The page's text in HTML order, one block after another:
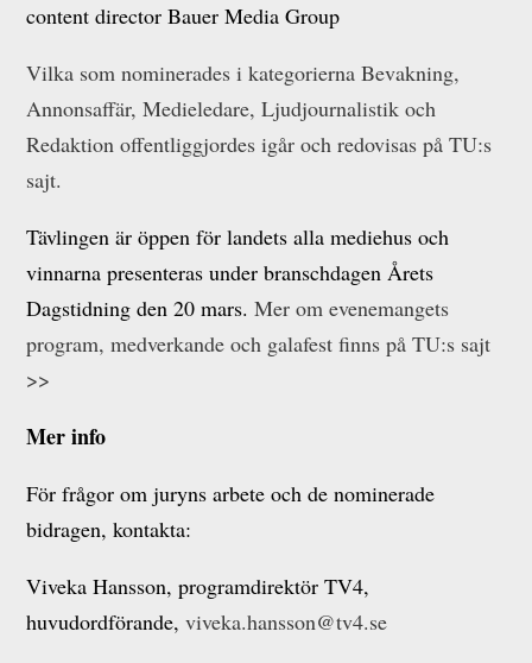
content director Bauer Media Group
Vilka som nominerades i kategorierna Bevakning,
Annonsaffär, Medieledare, Ljudjournalistik och
Redaktion offentliggjordes igår och redovisas på TU:s
sajt.
Tävlingen är öppen för landets alla mediehus och
vinnarna presenteras under branschdagen Årets
Dagstidning den 20 mars.Mer om evenemangets
program, medverkande och galafest finns på TU:s sajt
>>
Mer info
För frågor om juryns arbete och de nominerade
bidragen, kontakta:
Viveka Hansson, programdirektör TV4,
huvudordförande,viveka.hansson@tv4.se